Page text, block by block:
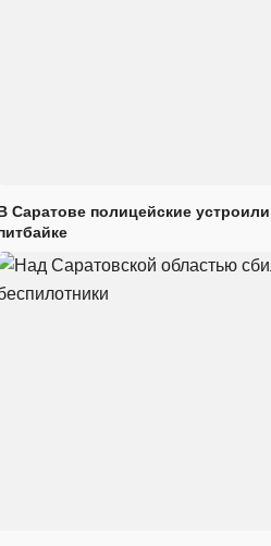
Саратове полицейские